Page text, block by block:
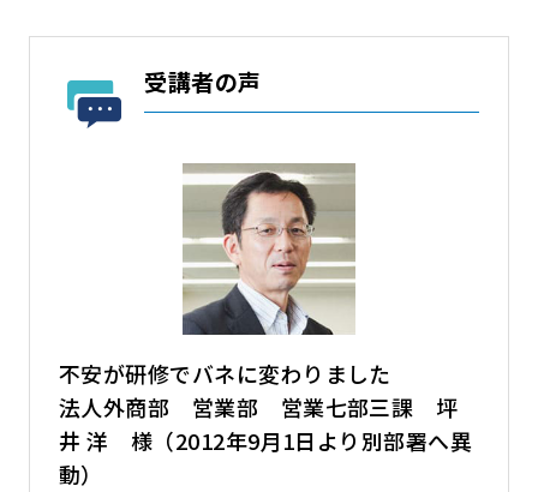
受講者の声
不安が研修でバネに変わりました
法人外商部 営業部 営業七部三課 坪
井 洋 様（2012年9月1日より別部署へ異
動）